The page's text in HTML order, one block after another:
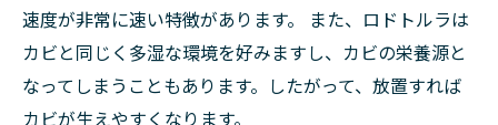
速度が非常に速い特徴があります。 また、ロドトルラは
カビと同じく多湿な環境を好みますし、カビの栄養源と
なってしまうこともあります。したがって、放置すれば
カビが生えやすくなります。